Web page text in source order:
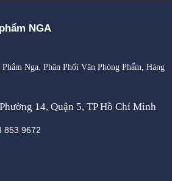
NGA
Nga. Phân Phối Văn Phòng Phẩm, Hàng
14, Quận 5, TP Hồ Chí Minh
853 9672